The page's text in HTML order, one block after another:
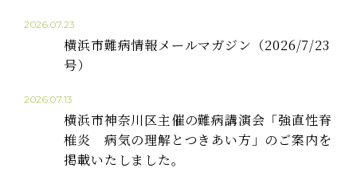
2026.07.23
横浜市難病情報メールマガジン（2026/7/23
号）
2026.07.13
横浜市神奈川区主催の難病講演会「強直性脊
椎炎 病気の理解とつきあい方」のご案内を
掲載いたしました。